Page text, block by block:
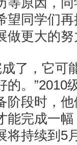
望同学们
做更大的
了，它可
。”2010
阶段时，
能完成一
将持续到5